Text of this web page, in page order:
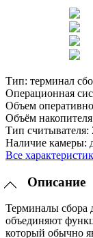
Тип: терминал
Операционная
Объем
Объём
Тип считывателя:
Наличие камеры:
Все
Описание
Терминалы сбора
объединяют
который обычно